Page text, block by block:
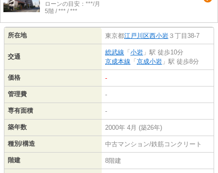
ローンの目安：***/月
5階 / *** / ***
所在地 東京都江戸川区西小岩 ３丁目38-7
交通
総武線 「 小岩 」駅 徒歩10分
京成本線 「 京成小岩 」駅 徒歩8分
価格 -
管理費 -
専有面積 -
築年数 2000年 4月 (築26年)
種別/構造 中古マンション/鉄筋コンクリート
階建 8階建